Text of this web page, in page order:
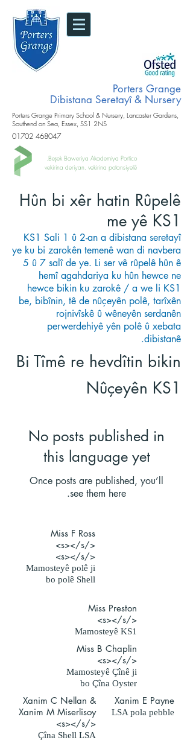
Porters Grange
Dibistana Seretayî & Nursery
Porters Grange Primary School & Nursery, Lancaster Gardens,
Southend on Sea, Essex, SS1 2NS
01702 468047
Beşek Baweriya Akademiya Portico.
vekirina deriyan, vekirina potansiyelê
Hûn bi xêr hatin Rûpelê
me yê KS1
KS1 Sali 1 û 2-an a dibistana seretayî
ye ku bi zarokên temenê wan di navbera
5 û 7 salî de ye. Li ser vê rûpelê hûn ê
hemî agahdariya ku hûn hewce ne
hewce bikin ku zarokê / a we li KS1
be, bibînin, tê de nûçeyên polê, tarîxên
rojnivîskê û wêneyên serdanên
perwerdehiyê yên polê û xebata
dibistanê.
Bi Tîmê re hevdîtin bikin
Nûçeyên KS1
No posts published in
this language yet
Once posts are published, you’ll
see them here.
Miss F Ross
</s></s>
</s></s>
Mamosteyê polê ji
bo polê Shell
Miss Preston
</s></s>
Mamosteyê KS1
Miss B Chaplin
</s></s>
Mamosteyê Çînê ji
bo Çîna Oyster
Xanim C Nellan &
Xanim M Miserlisoy
</s></s>
Çîna Shell LSA
Xanim E Payne
LSA pola pebble